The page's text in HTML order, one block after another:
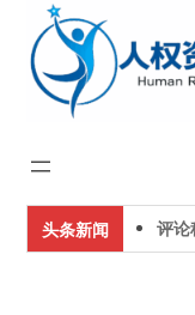
content
头条新闻 评论